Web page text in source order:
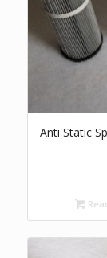
Anti Static